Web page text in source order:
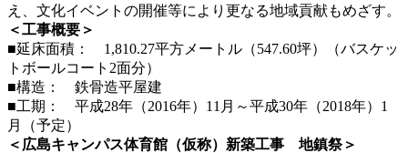
え、文化イベントの開催等により更なる地域貢献もめざす。
＜工事概要＞
■延床面積： 1,810.27平方メートル（547.60坪）（バスケッ
トボールコート2面分）
■構造： 鉄骨造平屋建
■工期： 平成28年（2016年）11月～平成30年（2018年）1
月（予定）
＜広島キャンパス体育館（仮称）新築工事 地鎮祭＞